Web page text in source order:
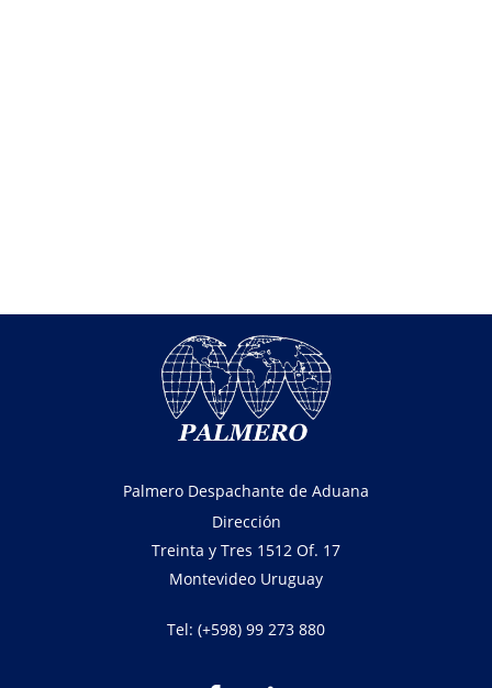
Palmero Despachante de Aduana
Dirección
Treinta y Tres 1512 Of. 17
Montevideo Uruguay
Tel: (+598) 99 273 880